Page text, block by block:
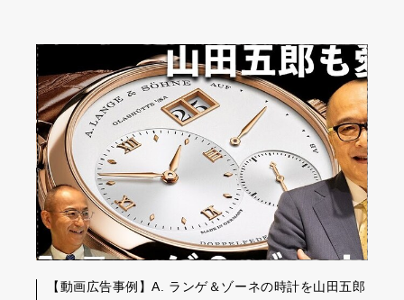
【動画広告事例】A. ランゲ＆ゾーネの時計を山田五郎